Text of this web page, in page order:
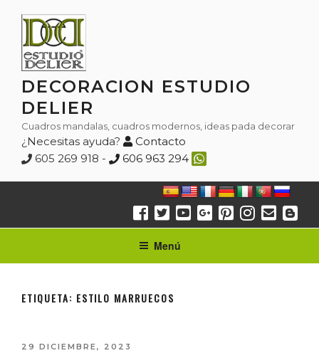
contenido
DECORACION ESTUDIO
DELIER
Cuadros mandalas, cuadros modernos, ideas pada decorar
¿Necesitas ayuda?
Contacto
605 269 918 -
606 963 294
Menú
ETIQUETA: ESTILO MARRUECOS
PUBLICADO
29 DICIEMBRE, 2023